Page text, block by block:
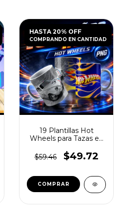
HASTA 20% OFF
COMPRANDO EN CANTIDAD
19 Plantillas Hot
Wheels para Tazas en
$59.46
$49.72